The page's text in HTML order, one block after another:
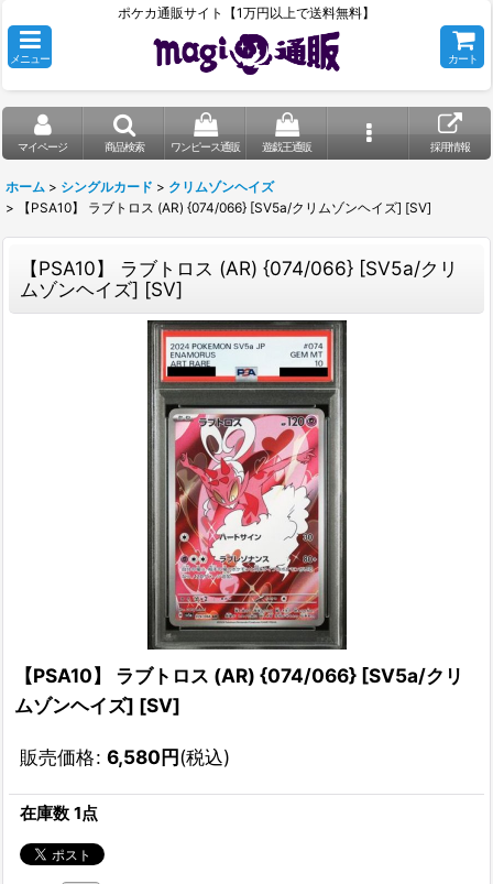
ポケカ通販サイト【1万円以上で送料無料】
メニュー カート
マイページ 商品検索 ワンピース通販 遊戯王通販 採用情報
ホーム > シングルカード > クリムゾンヘイズ
>
【PSA10】 ラブトロス (AR) {074/066} [SV5a/クリムゾンヘイズ] [SV]
【PSA10】 ラブトロス (AR) {074/066} [SV5a/クリ
ムゾンヘイズ] [SV]
【PSA10】 ラブトロス (AR) {074/066} [SV5a/クリ
ムゾンヘイズ] [SV]
販売価格: 6,580円(税込)
在庫数 1点